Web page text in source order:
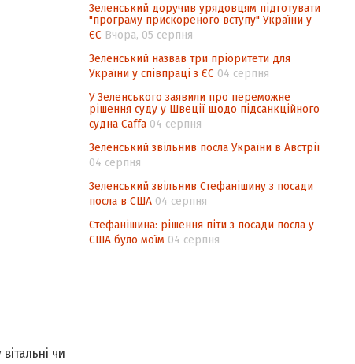
чи
Зеленський доручив урядовцям підготувати
"програму прискореного вступу" України у
ЄС Вчора, 05 серпня
Зеленський назвав три пріоритети для
України у співпраці з ЄС 04 серпня
У Зеленського заявили про переможне
рішення суду у Швеції щодо підсанкційного
судна Caffa 04 серпня
Зеленський звільнив посла України в Австрії
04 серпня
Зеленський звільнив Стефанішину з посади
посла в США 04 серпня
Стефанішина: рішення піти з посади посла у
США було моїм 04 серпня